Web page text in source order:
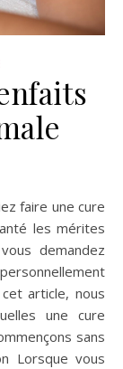
les mérites
demandez
article, nous
une cure
sans
Lorsque vous